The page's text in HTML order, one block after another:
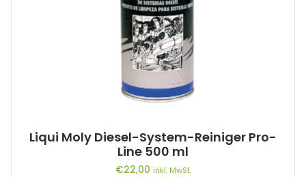
Liqui Moly Diesel-System-Reiniger Pro-
Line 500 ml
€22,00 inkl. MwSt.